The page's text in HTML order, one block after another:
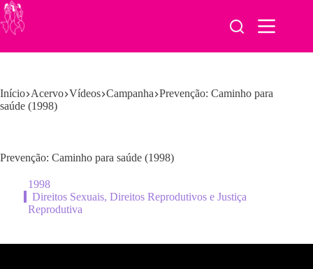
Pular
para
o
Início Acervo Vídeos Campanha Prevenção: Caminho para
saúde (1998)
Prevenção: Caminho para saúde (1998)
1998
Direitos Sexuais, Direitos Reprodutivos e Justiça
Reprodutiva